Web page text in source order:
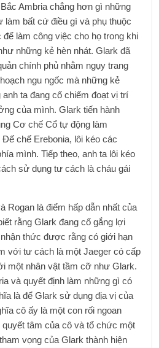
Ambria chẳng hơn gì những
làm bất cứ điều gì và phụ thuộc
làm công việc cho họ trong khi
những kẻ hèn nhát. Glark đã
chính phủ nhằm ngụy trang
ngu ngốc mà những kẻ
ta đang cố chiếm đoạt vị trí
của mình. Glark tiến hành
Cơ chế Cổ tự động làm
chế Erebonia, lôi kéo các
mình. Tiếp theo, anh ta lôi kéo
sử dụng tư cách là cháu gái
Rogan là điểm hấp dẫn nhất của
rằng Glark đang cố gắng lợi
thức được rằng có giới hạn
với tư cách là một Jaeger có cấp
một nhân vật tầm cỡ như Glark.
và quyết định làm những gì có
là để Glark sử dụng địa vị của
cô ấy là một con rối ngoan
quyết tâm của cô và tổ chức một
vọng của Glark thành hiện